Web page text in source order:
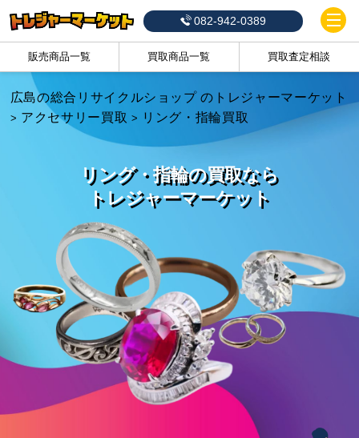
082-942-0389
販売商品一覧 買取商品一覧 買取査定相談
広島の総合リサイクルショップ のトレジャーマーケット
> アクセサリー買取 > リング・指輪買取
リング・指輪の買取なら
トレジャーマーケット